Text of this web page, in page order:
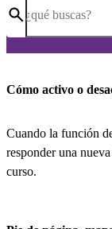
¿qué buscas?
Cómo activo o
Cuando la función
responder una
curso.